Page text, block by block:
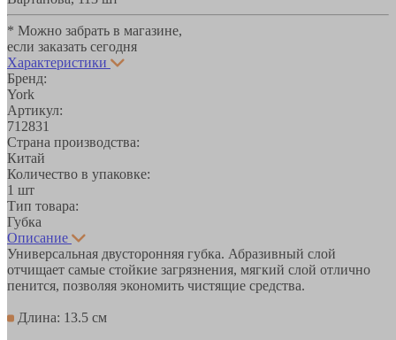
* Можно забрать в магазине,
если заказать сегодня
Характеристики
Бренд:
York
Артикул:
712831
Страна производства:
Китай
Количество в упаковке:
1 шт
Тип товара:
Губка
Описание
Универсальная двусторонняя губка. Абразивный слой
отчищает самые стойкие загрязнения, мягкий слой отлично
пенится, позволяя экономить чистящие средства.
Длина: 13.5 см